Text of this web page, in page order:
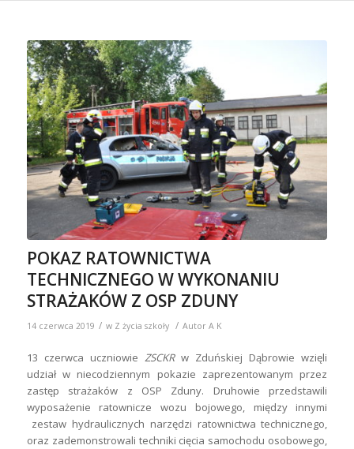
POKAZ RATOWNICTWA
TECHNICZNEGO W WYKONANIU
STRAŻAKÓW Z OSP ZDUNY
14 czerwca 2019 / w Z życia szkoły / Autor A K
13 czerwca uczniowie ZSCKRw Zduńskiej Dąbrowie wzięli
udział w niecodziennym pokazie zaprezentowanym przez
zastęp strażaków z OSP Zduny. Druhowie przedstawili
wyposażenie ratownicze wozu bojowego, między innymi
zestaw hydraulicznych narzędzi ratownictwa technicznego,
oraz zademonstrowali techniki cięcia samochodu osobowego,